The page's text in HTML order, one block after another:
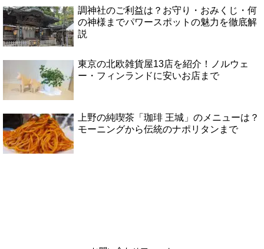
調神社のご利益は？お守り・おみくじ・何
の神様までパワースポットの魅力を徹底解
説
東京の北欧雑貨屋13店を紹介！ノルウェ
ー・フィンランドに安いお店まで
上野の純喫茶「珈琲 王城」のメニューは？
モーニングから伝統のナポリタンまで